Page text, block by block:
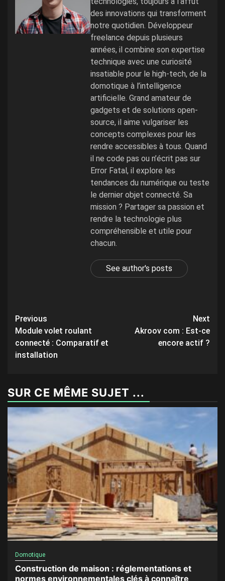
des innovations qui transforment
notre quotidien. Développeur
freelance depuis plusieurs
années, il combine son expertise
technique avec une curiosité
insatiable pour le high-tech, de la
domotique à l’intelligence
artificielle. Grand amateur de
gadgets et de solutions open-
source, il aime vulgariser les
concepts complexes pour les
rendre accessibles à tous. Quand
il ne code pas ou n’écrit pas sur
Error Fatal, il explore les
tendances du numérique ou teste
le dernier objet connecté. Sa
mission ? Partager sa passion et
rendre la technologie plus
compréhensible et utile pour
chacun.
See author's posts
Post
navigation
Previous
Module volet roulant
connecté : Comparatif et
installation
Next
Akroov com : Est-ce
encore actif ?
SUR CE MÊME SUJET ...
Domotique
Construction de maison : réglementations et
normes environnementales clés à connaître